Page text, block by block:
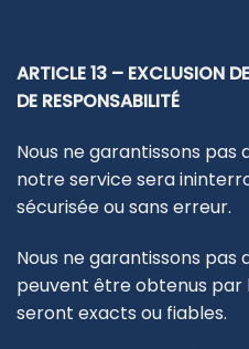
ARTICLE 13 – EXCLUSION
DE RESPONSABILITÉ
Nous ne garantissons pas
notre service sera
sécurisée ou sans erreur.
Nous ne garantissons pas
peuvent être obtenus par
seront exacts ou fiables.